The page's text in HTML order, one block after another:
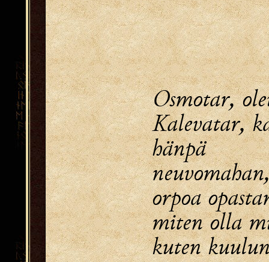
Osmotar,
Kalevatar,
orpoa
miten olla
kuten